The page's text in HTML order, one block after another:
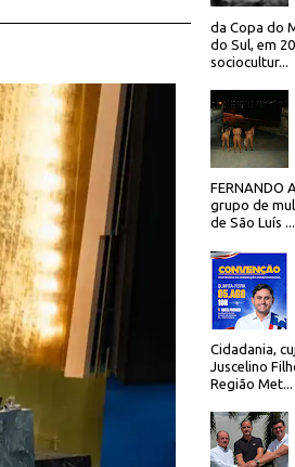
da Copa do
do Sul, em
sociocultur...
FERNANDO
grupo de
de São Luís ...
Cidadania,
Juscelino
Região Met...